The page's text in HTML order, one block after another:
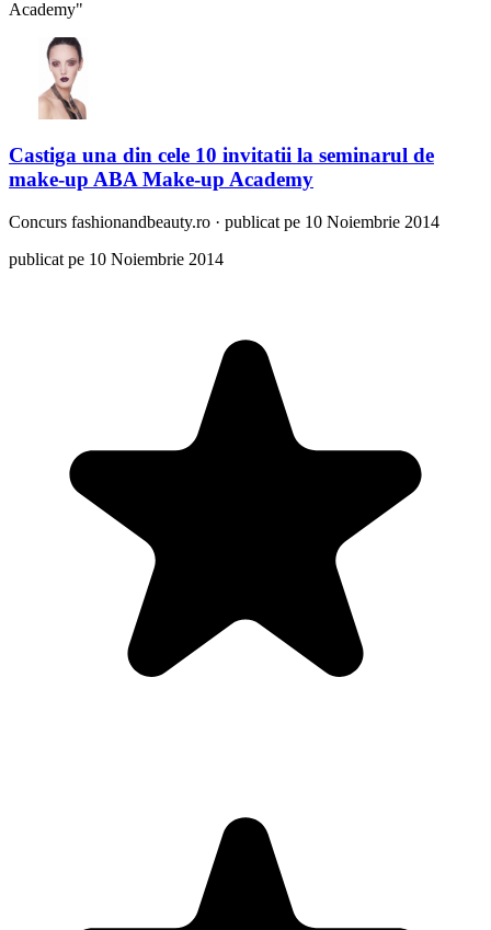
Academy"
Castiga una din cele 10 invitatii la seminarul de
make-up ABA Make-up Academy
Concurs fashionandbeauty.ro · publicat pe 10 Noiembrie 2014
publicat pe 10 Noiembrie 2014